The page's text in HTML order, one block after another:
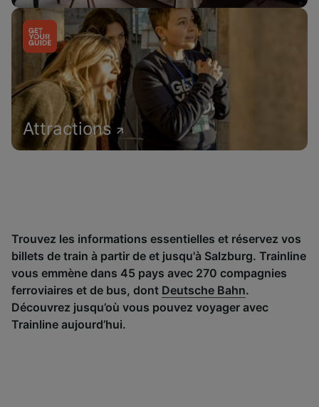
Attractions
Trouvez les informations essentielles et réservez vos
billets de train à partir de et jusqu'à Salzburg. Trainline
vous emmène dans 45 pays avec 270 compagnies
ferroviaires et de bus, dont Deutsche Bahn.
Découvrez jusqu’où vous pouvez voyager avec
Trainline aujourd’hui.